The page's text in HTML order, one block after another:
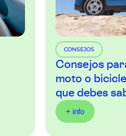
CONSEJOS
Consejos
moto o
que debes
+ info